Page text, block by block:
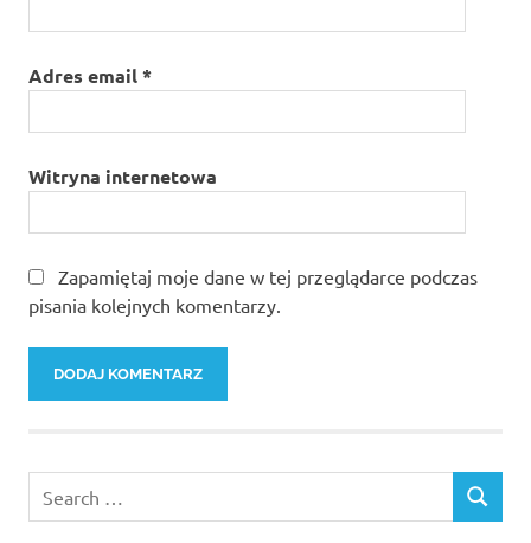
Adres email*
Witryna internetowa
Zapamiętaj moje dane w tej przeglądarce podczas
pisania kolejnych komentarzy.
for:
SEARCH